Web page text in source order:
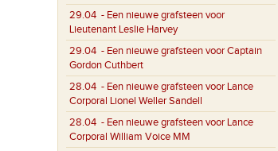
29.04 - Een nieuwe grafsteen voor
Lieutenant Leslie Harvey
29.04 - Een nieuwe grafsteen voor Captain
Gordon Cuthbert
28.04 - Een nieuwe grafsteen voor Lance
Corporal Lionel Weller Sandell
28.04 - Een nieuwe grafsteen voor Lance
Corporal William Voice MM